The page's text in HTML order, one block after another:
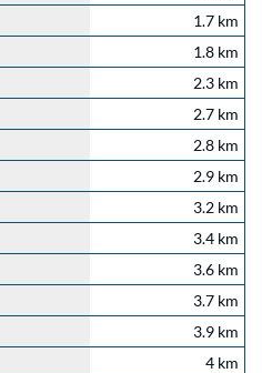
1.7 km
1.8 km
2.3 km
2.7 km
2.8 km
2.9 km
3.2 km
3.4 km
3.6 km
3.7 km
3.9 km
4 km